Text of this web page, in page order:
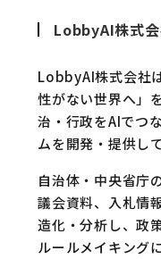
LobbyAI株式
LobbyAI株式会社
性がない世界へ」
治・行政をAIでつ
ムを開発・提供し
自治体・中央省庁
議会資料、入札情
造化・分析し、政
ルールメイキング